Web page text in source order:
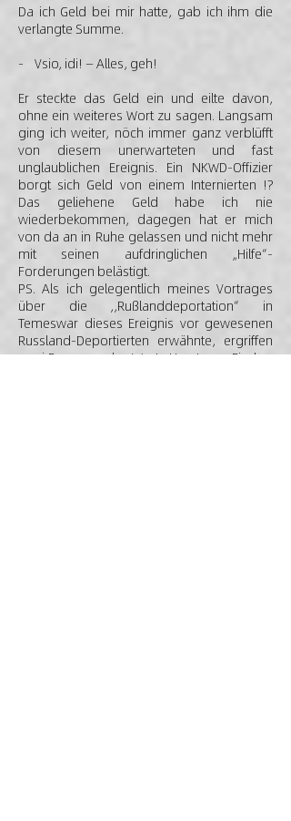
Da ich Geld bei mir hatte, gab ich ihm die
verlangte Summe.
- Vsio, idi! — Alles, geh!
Er steckte das Geld ein und eilte davon,
ohne ein weiteres Wort zu sagen. Langsam
ging ich weiter, nöch immer ganz verblüfft
von diesem unerwarteten und fast
unglaublichen Ereignis. Ein NKWD-Offizier
borgt sich Geld von einem Internierten !?
Das geliehene Geld habe ich nie
wiederbekommen, dagegen hat er mich
von da an in Ruhe gelassen und nicht mehr
mit seinen aufdringlichen „Hilfe“-
Forderungen belästigt.
PS. Als ich gelegentlich meines Vortrages
über die ,,Rußlanddeportation“ in
Temeswar dieses Ereignis vor gewesenen
Russland-Deportierten erwähnte, ergriffen
zwei Personen das Wort. Herr Ignaz Fischer